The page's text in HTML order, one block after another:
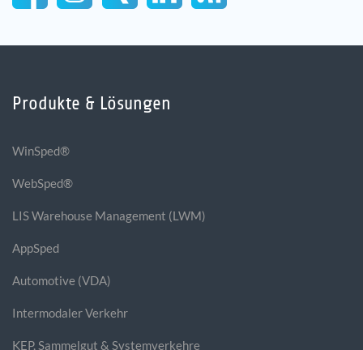
Produkte & Lösungen
WinSped®
WebSped®
LIS Warehouse Management (LWM)
AppSped
Automotive (VDA)
Intermodaler Verkehr
KEP, Sammelgut & Systemverkehre